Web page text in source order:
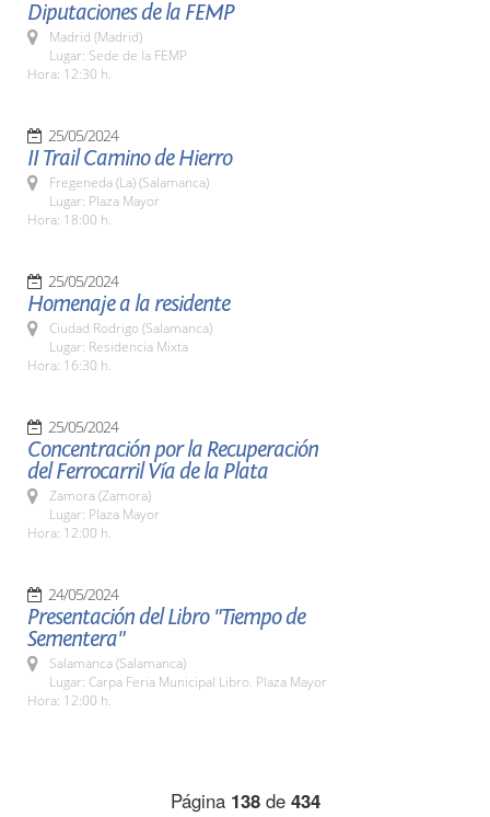
Diputaciones de la FEMP
Madrid (Madrid)
Lugar: Sede de la FEMP
Hora: 12:30 h.
25/05/2024
II Trail Camino de Hierro
Fregeneda (La) (Salamanca)
Lugar: Plaza Mayor
Hora: 18:00 h.
25/05/2024
Homenaje a la residente
Ciudad Rodrigo (Salamanca)
Lugar: Residencia Mixta
Hora: 16:30 h.
25/05/2024
Concentración por la Recuperación
del Ferrocarril Vía de la Plata
Zamora (Zamora)
Lugar: Plaza Mayor
Hora: 12:00 h.
24/05/2024
Presentación del Libro "Tiempo de
Sementera"
Salamanca (Salamanca)
Lugar: Carpa Feria Municipal Libro. Plaza Mayor
Hora: 12:00 h.
Página 138de 434